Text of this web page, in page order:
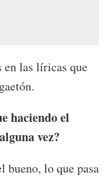
en las líricas que
haciendo el
vez?
bueno, lo que pasa